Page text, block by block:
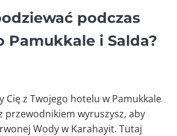
podczas
Pamukkale i Salda?
Cię z Twojego hotelu w Pamukkale
przewodnikiem wyruszysz, aby
Wody w Karahayit. Tutaj